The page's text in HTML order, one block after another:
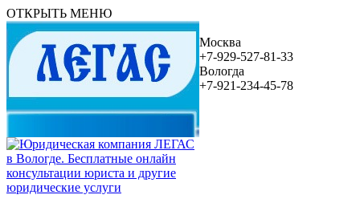
ОТКРЫТЬ МЕНЮ
Москва
+7-929-527-81-33
Вологда
+7-921-234-45-78